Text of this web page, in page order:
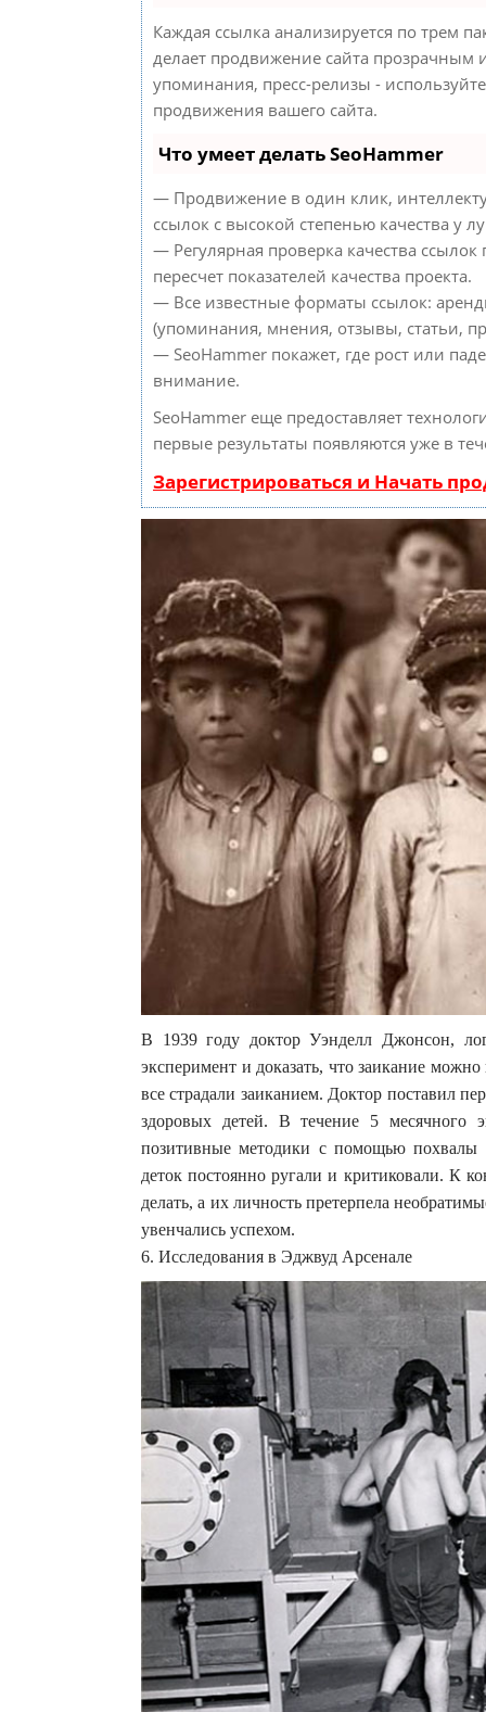
Каждая ссылка анализируется по трем
делает продвижение сайта прозрачным
упоминания, пресс-релизы -
продвижения вашего сайта.
Что умеет делать SeoHammer
— Продвижение в один клик,
ссылок с высокой степенью качества у
— Регулярная проверка качества
пересчет показателей качества проекта.
— Все известные форматы ссылок:
(упоминания, мнения, отзывы, статьи,
— SeoHammer покажет, где рост или
внимание.
SeoHammer еще предоставляет
первые результаты появляются уже в
Зарегистрироваться и Начать
В 1939 году доктор Уэнделл Джонсон,
эксперимент и доказать, что заикание
все страдали заиканием. Доктор поставил
здоровых детей. В течение 5 месячного
позитивные методики с помощью похвалы
деток постоянно ругали и критиковали. К
делать, а их личность претерпела
увенчались успехом.
6. Исследования в Эджвуд Арсенале